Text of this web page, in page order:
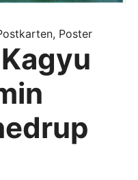
Poster